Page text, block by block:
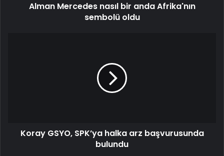
Alman Mercedes nasıl bir anda Afrika'nın
sembolü oldu
Koray GSYO, SPK’ya halka arz başvurusunda
bulundu